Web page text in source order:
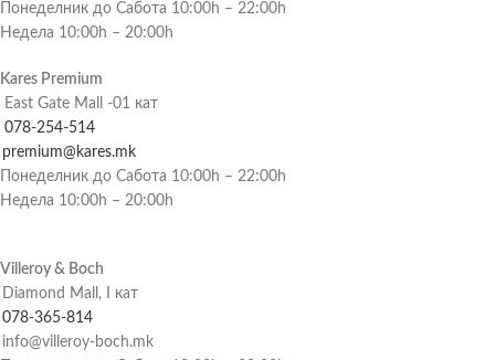
Понеделник до Сабота 10:00h – 22:00h
Недела 10:00h – 20:00h
Kares Premium
East Gate Mall -01 кат
078-254-514
premium@kares.mk
Понеделник до Сабота 10:00h – 22:00h
Недела 10:00h – 20:00h
Villeroy & Boch
Diamond Mall, I кат
078-365-814
info@villeroy-boch.mk